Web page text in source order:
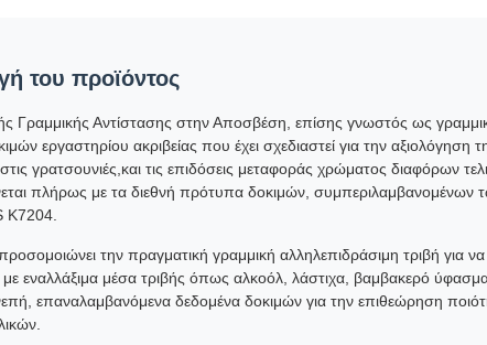
του προϊόντος
Γραμμικής Αντίστασης στην Αποσβέση, επίσης γνωστός ως
εργαστηρίου ακριβείας που έχει σχεδιαστεί για την
γρατσουνιές,και τις επιδόσεις μεταφοράς χρώματος διαφόρων
πλήρως με τα διεθνή πρότυπα δοκιμών,
K7204.
την πραγματική γραμμική αλληλεπιδράσιμη τριβή για να
εναλλάξιμα μέσα τριβής όπως αλκοόλ, λάστιχα, βαμβακερό
επαναλαμβανόμενα δεδομένα δοκιμών για την επιθεώρηση